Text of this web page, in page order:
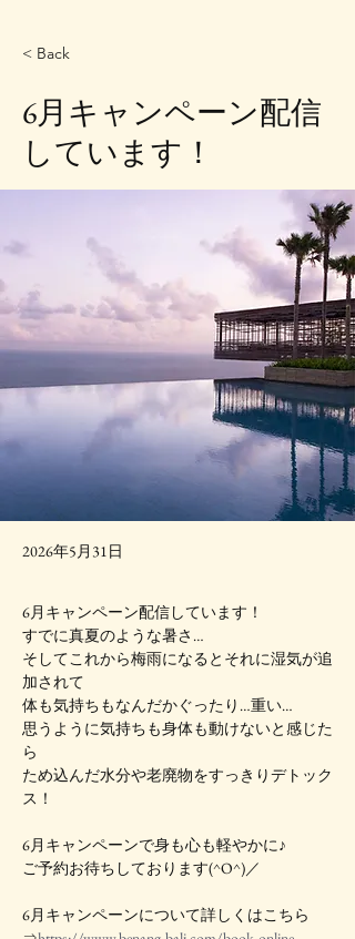
< Back
6月キャンペーン配信
しています！
2026年5月31日
6月キャンペーン配信しています！
すでに真夏のような暑さ…
そしてこれから梅雨になるとそれに湿気が追
加されて
体も気持ちもなんだかぐったり…重い…
思うように気持ちも身体も動けないと感じた
ら
ため込んだ水分や老廃物をすっきりデトック
ス！
6月キャンペーンで身も心も軽やかに♪
ご予約お待ちしております(^O^)／
6月キャンペーンについて詳しくはこちら